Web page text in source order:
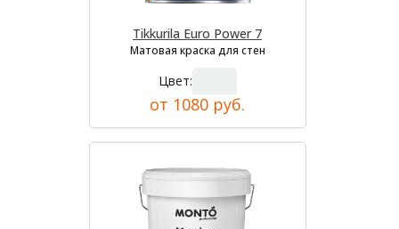
Tikkurila Euro Power 7
Матовая краска для стен
Цвет:
от 1080 руб.